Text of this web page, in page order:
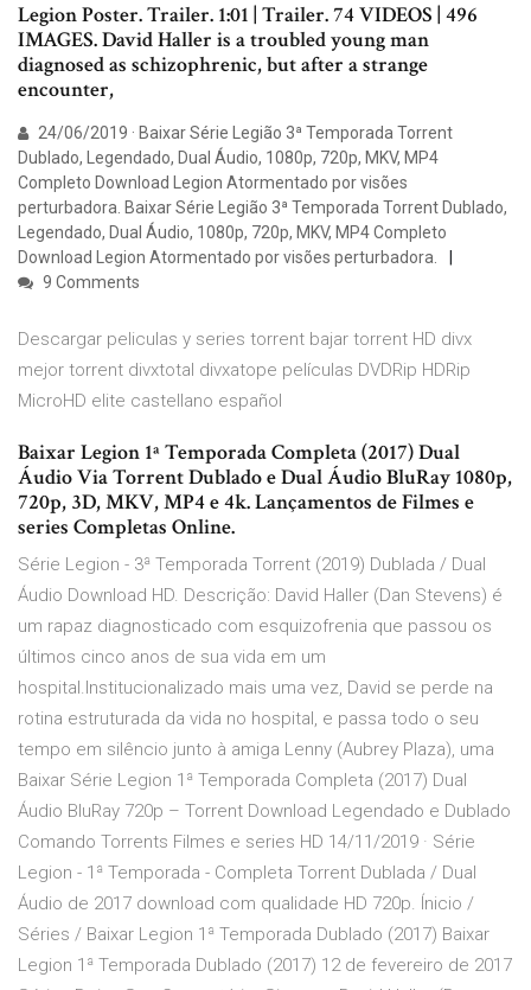
Legion Poster. Trailer. 1:01 | Trailer. 74 VIDEOS | 496
IMAGES. David Haller is a troubled young man
diagnosed as schizophrenic, but after a strange
encounter,
24/06/2019 · Baixar Série Legião 3ª Temporada Torrent
Dublado, Legendado, Dual Áudio, 1080p, 720p, MKV, MP4
Completo Download Legion Atormentado por visões
perturbadora. Baixar Série Legião 3ª Temporada Torrent Dublado,
Legendado, Dual Áudio, 1080p, 720p, MKV, MP4 Completo
Download Legion Atormentado por visões perturbadora.
9 Comments
Descargar peliculas y series torrent bajar torrent HD divx
mejor torrent divxtotal divxatope películas DVDRip HDRip
MicroHD elite castellano español
Baixar Legion 1ª Temporada Completa (2017) Dual
Áudio Via Torrent Dublado e Dual Áudio BluRay 1080p,
720p, 3D, MKV, MP4 e 4k. Lançamentos de Filmes e
series Completas Online.
Série Legion - 3ª Temporada Torrent (2019) Dublada / Dual
Áudio Download HD. Descrição: David Haller (Dan Stevens) é
um rapaz diagnosticado com esquizofrenia que passou os
últimos cinco anos de sua vida em um
hospital.Institucionalizado mais uma vez, David se perde na
rotina estruturada da vida no hospital, e passa todo o seu
tempo em silêncio junto à amiga Lenny (Aubrey Plaza), uma
Baixar Série Legion 1ª Temporada Completa (2017) Dual
Áudio BluRay 720p – Torrent Download Legendado e Dublado
Comando Torrents Filmes e series HD 14/11/2019 · Série
Legion - 1ª Temporada - Completa Torrent Dublada / Dual
Áudio de 2017 download com qualidade HD 720p. Ínicio /
Séries / Baixar Legion 1ª Temporada Dublado (2017) Baixar
Legion 1ª Temporada Dublado (2017) 12 de fevereiro de 2017